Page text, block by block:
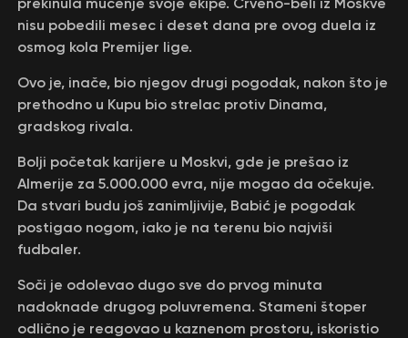
nisu pobedili mesec i deset dana pre ovog duela iz
osmog kola Premijer lige.
Ovo je, inače, bio njegov drugi pogodak, nakon što je
prethodno u Kupu bio strelac protiv Dinama,
gradskog rivala.
Bolji početak karijere u Moskvi, gde je prešao iz
Almerije za 5.000.000 evra, nije mogao da očekuje.
Da stvari budu još zanimljivije, Babić je pogodak
postigao nogom, iako je na terenu bio najviši
fudbaler.
Soči je odolevao dugo sve do prvog minuta
nadoknade drugog poluvremena. Stameni štoper
odlično je reagovao u kaznenom prostoru, iskoristio